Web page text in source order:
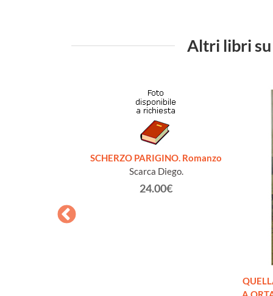
Altri libri su
SCHERZO PARIGINO. Romanzo
Scarca Diego.
24.00€